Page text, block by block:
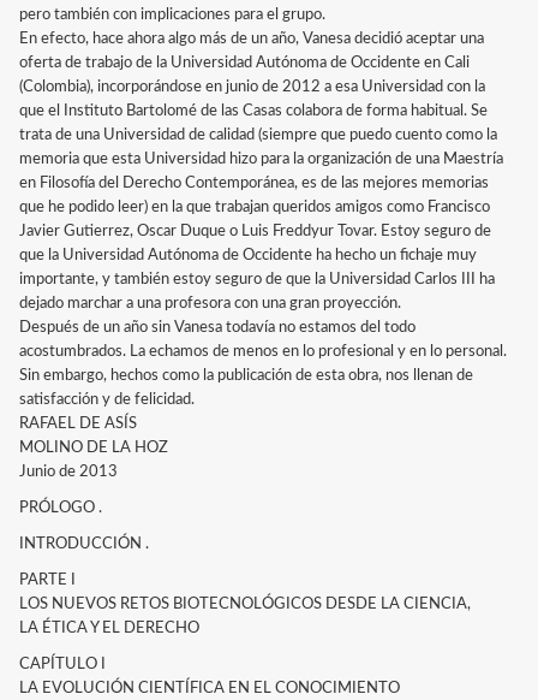
pero también con implicaciones para el grupo.
En efecto, hace ahora algo más de un año, Vanesa decidió aceptar una
oferta de trabajo de la Universidad Autónoma de Occidente en Cali
(Colombia), incorporándose en junio de 2012 a esa Universidad con la
que el Instituto Bartolomé de las Casas colabora de forma habitual. Se
trata de una Universidad de calidad (siempre que puedo cuento como la
memoria que esta Universidad hizo para la organización de una Maestría
en Filosofía del Derecho Contemporánea, es de las mejores memorias
que he podido leer) en la que trabajan queridos amigos como Francisco
Javier Gutierrez, Oscar Duque o Luis Freddyur Tovar. Estoy seguro de
que la Universidad Autónoma de Occidente ha hecho un fichaje muy
importante, y también estoy seguro de que la Universidad Carlos III ha
dejado marchar a una profesora con una gran proyección.
Después de un año sin Vanesa todavía no estamos del todo
acostumbrados. La echamos de menos en lo profesional y en lo personal.
Sin embargo, hechos como la publicación de esta obra, nos llenan de
satisfacción y de felicidad.
RAFAEL DE ASÍS
MOLINO DE LA HOZ
Junio de 2013
PRÓLOGO .
INTRODUCCIÓN .
PARTE I
LOS NUEVOS RETOS BIOTECNOLÓGICOS DESDE LA CIENCIA,
LA ÉTICA Y EL DERECHO
CAPÍTULO I
LA EVOLUCIÓN CIENTÍFICA EN EL CONOCIMIENTO